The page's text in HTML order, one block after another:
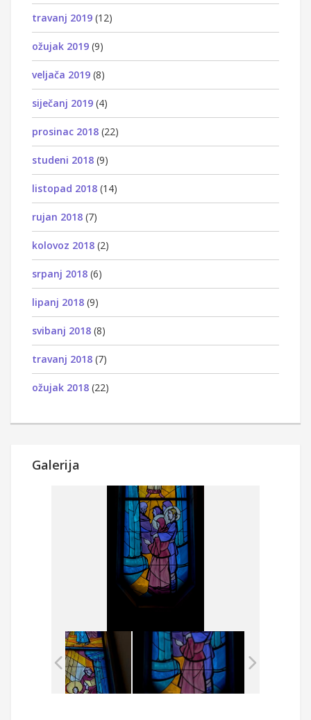
travanj 2019 (12)
ožujak 2019 (9)
veljača 2019 (8)
siječanj 2019 (4)
prosinac 2018 (22)
studeni 2018 (9)
listopad 2018 (14)
rujan 2018 (7)
kolovoz 2018 (2)
srpanj 2018 (6)
lipanj 2018 (9)
svibanj 2018 (8)
travanj 2018 (7)
ožujak 2018 (22)
Galerija